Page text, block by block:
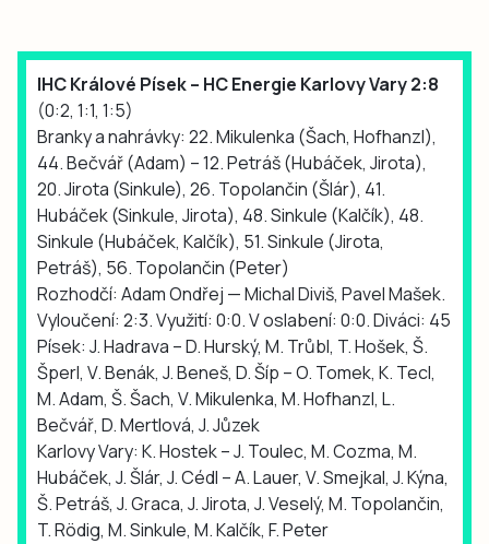
IHC Králové Písek – HC Energie Karlovy Vary 2:8
(0:2, 1:1, 1:5)
Branky a nahrávky: 22. Mikulenka (Šach, Hofhanzl),
44. Bečvář (Adam) – 12. Petráš (Hubáček, Jirota),
20. Jirota (Sinkule), 26. Topolančin (Šlár), 41.
Hubáček (Sinkule, Jirota), 48. Sinkule (Kalčík), 48.
Sinkule (Hubáček, Kalčík), 51. Sinkule (Jirota,
Petráš), 56. Topolančin (Peter)
Rozhodčí: Adam Ondřej — Michal Diviš, Pavel Mašek.
Vyloučení: 2:3. Využití: 0:0. V oslabení: 0:0. Diváci: 45
Písek: J. Hadrava – D. Hurský, M. Trůbl, T. Hošek, Š.
Šperl, V. Benák, J. Beneš, D. Šíp – O. Tomek, K. Tecl,
M. Adam, Š. Šach, V. Mikulenka, M. Hofhanzl, L.
Bečvář, D. Mertlová, J. Jůzek
Karlovy Vary: K. Hostek – J. Toulec, M. Cozma, M.
Hubáček, J. Šlár, J. Cédl – A. Lauer, V. Smejkal, J. Kýna,
Š. Petráš, J. Graca, J. Jirota, J. Veselý, M. Topolančin,
T. Rödig, M. Sinkule, M. Kalčík, F. Peter